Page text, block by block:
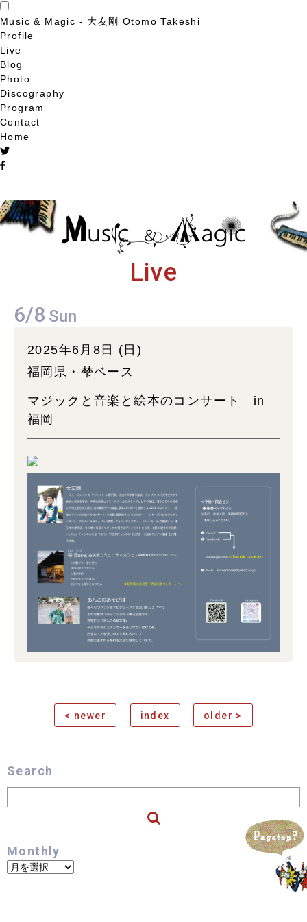
Music & Magic - 大友剛 Otomo Takeshi
Profile
Live
Blog
Photo
Discography
Program
Contact
Home
Live
6/8 Sun
2025年6月8日 (日)
福岡県・梺ベース
マジックと音楽と絵本のコンサート in
福岡
< newer index older >
Search
Monthly